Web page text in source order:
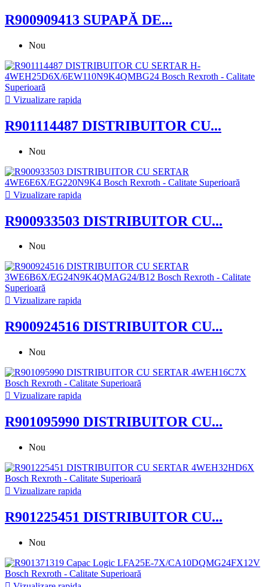
R900909413 SUPAPĂ DE...
Nou
 Vizualizare rapida
R901114487 DISTRIBUITOR CU...
Nou
 Vizualizare rapida
R900933503 DISTRIBUITOR CU...
Nou
 Vizualizare rapida
R900924516 DISTRIBUITOR CU...
Nou
 Vizualizare rapida
R901095990 DISTRIBUITOR CU...
Nou
 Vizualizare rapida
R901225451 DISTRIBUITOR CU...
Nou